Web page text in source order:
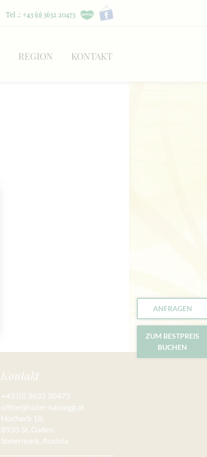
Tel .: +43 (0) 3632 20473
REGION KONTAKT
Kontakt
+43 (0) 3632 20473
office@hotel-kassegg.at
Hocherb 18,
8933 St. Gallen
Steiermark, Austria
ANFRAGEN
ZUM BESTPREIS
BUCHEN